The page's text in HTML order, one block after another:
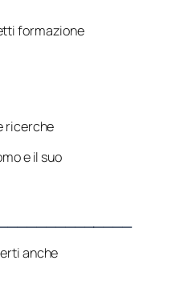
formazione
ricerche
e il suo
anche